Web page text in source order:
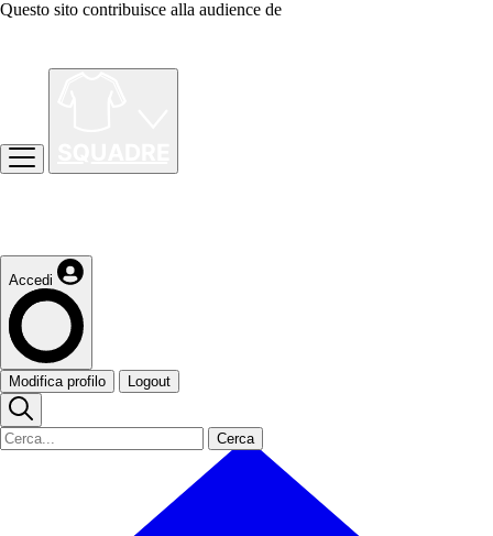
Questo sito contribuisce alla audience de
Accedi
Modifica profilo Logout
Cerca